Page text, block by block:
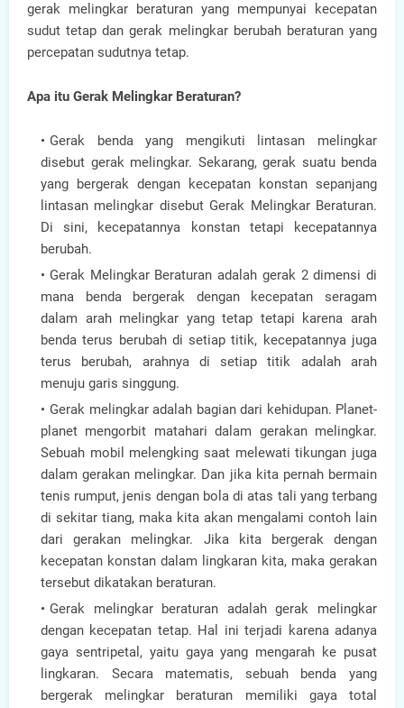
gerak melingkar beraturan yang mempunyai kecepatan
sudut tetap dan gerak melingkar berubah beraturan yang
percepatan sudutnya tetap.
Apa itu Gerak Melingkar Beraturan?
Gerak benda yang mengikuti lintasan melingkar
disebut gerak melingkar. Sekarang, gerak suatu benda
yang bergerak dengan kecepatan konstan sepanjang
lintasan melingkar disebut Gerak Melingkar Beraturan.
Di sini, kecepatannya konstan tetapi kecepatannya
berubah.
Gerak Melingkar Beraturan adalah gerak 2 dimensi di
mana benda bergerak dengan kecepatan seragam
dalam arah melingkar yang tetap tetapi karena arah
benda terus berubah di setiap titik, kecepatannya juga
terus berubah, arahnya di setiap titik adalah arah
menuju garis singgung.
Gerak melingkar adalah bagian dari kehidupan. Planet-
planet mengorbit matahari dalam gerakan melingkar.
Sebuah mobil melengking saat melewati tikungan juga
dalam gerakan melingkar. Dan jika kita pernah bermain
tenis rumput, jenis dengan bola di atas tali yang terbang
di sekitar tiang, maka kita akan mengalami contoh lain
dari gerakan melingkar. Jika kita bergerak dengan
kecepatan konstan dalam lingkaran kita, maka gerakan
tersebut dikatakan beraturan.
Gerak melingkar beraturan adalah gerak melingkar
dengan kecepatan tetap. Hal ini terjadi karena adanya
gaya sentripetal, yaitu gaya yang mengarah ke pusat
lingkaran. Secara matematis, sebuah benda yang
bergerak melingkar beraturan memiliki gaya total